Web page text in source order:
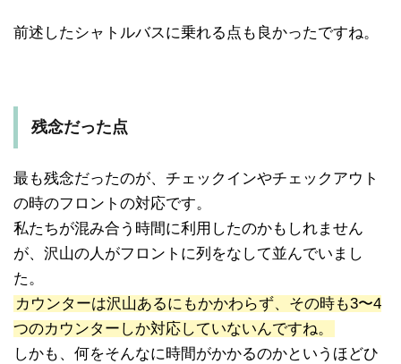
前述したシャトルバスに乗れる点も良かったですね。
残念だった点
最も残念だったのが、チェックインやチェックアウト
の時のフロントの対応です。
私たちが混み合う時間に利用したのかもしれません
が、沢山の人がフロントに列をなして並んでいまし
た。
カウンターは沢山あるにもかかわらず、その時も3〜4
つのカウンターしか対応していないんですね。
しかも、何をそんなに時間がかかるのかというほどひ